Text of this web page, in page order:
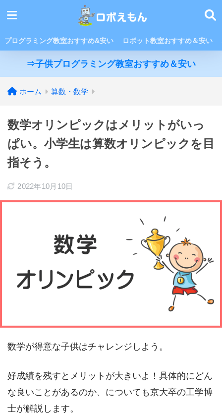
プログラミング教室おすすめ&安い ロボット教室おすすめ＆安い
⇒子供プログラミング教室おすすめ＆安い
ホーム 算数・数学
数学オリンピックはメリットがいっ
ぱい。小学生は算数オリンピックを目
指そう。
2022年10月10日
数学が得意な子供はチャレンジしよう。
好成績を残すとメリットが大きいよ！具体的にどん
な良いことがあるのか、についても京大卒の工学博
士が解説します。